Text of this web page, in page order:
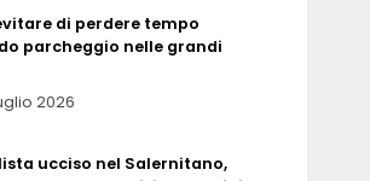
di perdere tempo
parcheggio nelle grandi
2026
ucciso nel Salernitano,